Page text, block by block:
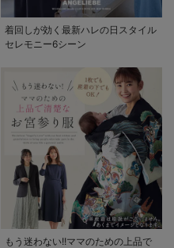
着回しが効く最新ハレの日スタイル
セレモニー6シーン
もう迷わない!!ママのための上品で